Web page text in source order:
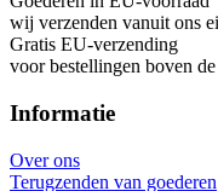
wij verzenden vanuit ons
Gratis EU-verzending
voor bestellingen boven
Informatie
Over ons
Terugzenden van goederen